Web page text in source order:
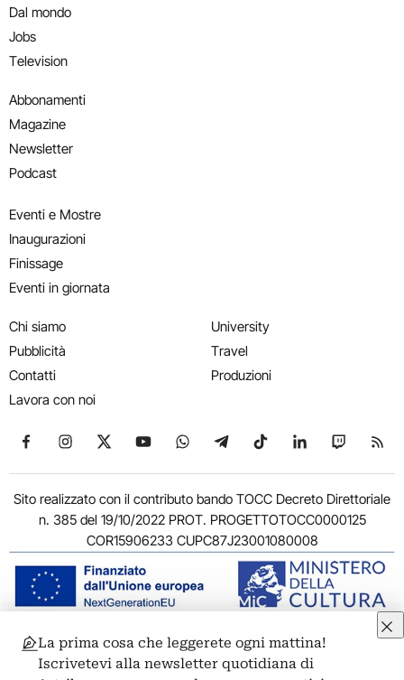
Dal mondo
Jobs
Television
Abbonamenti
Magazine
Newsletter
Podcast
Eventi e Mostre
Inaugurazioni
Finissage
Eventi in giornata
Chi siamo
Pubblicità
Contatti
Lavora con noi
University
Travel
Produzioni
Seguici su Facebook
Seguici su Instagram
Seguici su X
Seguici su YouTube
Seguici su WhatsApp
Seguici su Telegram
Seguici su TikTok
Seguici su
Seguici
Sito realizzato con il contributo bando TOCC Decreto Direttoriale
n. 385 del 19/10/2022 PROT. PROGETTOTOCC0000125
COR15906233 CUPC87J23001080008
© 2011-2026 ARTRIBUNE srl – Corso Vittorio Emanuele II, 287 –
00186 Roma - P.I. 11381581005
La prima cosa che leggerete ogni mattina!
Iscrivetevi alla newsletter quotidiana di